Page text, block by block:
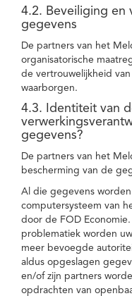
4.2. Beveiliging en
gegevens
De partners van het
organisatorische
de vertrouwelijkheid
waarborgen.
4.3. Identiteit van
gegevens?
De partners van het
bescherming van de
Al die gegevens
computersysteem van
door de FOD
problematiek worden
meer bevoegde
aldus opgeslagen
en/of zijn partners
opdrachten van